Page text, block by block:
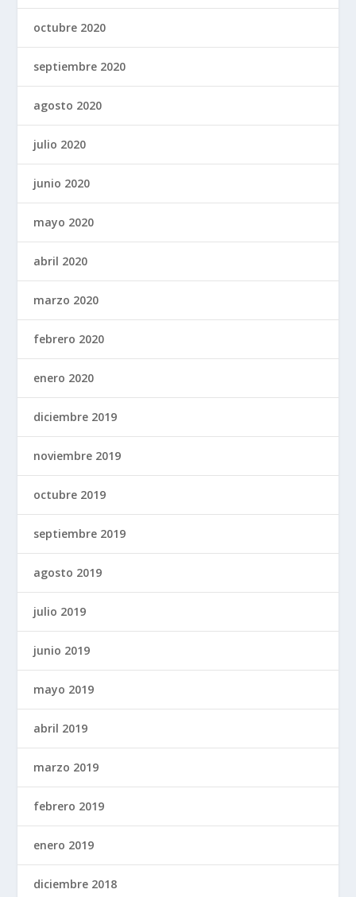
octubre 2020
septiembre 2020
agosto 2020
julio 2020
junio 2020
mayo 2020
abril 2020
marzo 2020
febrero 2020
enero 2020
diciembre 2019
noviembre 2019
octubre 2019
septiembre 2019
agosto 2019
julio 2019
junio 2019
mayo 2019
abril 2019
marzo 2019
febrero 2019
enero 2019
diciembre 2018